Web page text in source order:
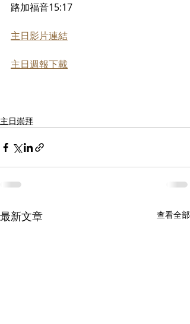
路加福音15:17
主日影片連結
主日週報下載
主日崇拜
最新文章 查看全部